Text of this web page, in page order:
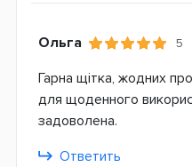
Ольга 5
Гарна щітка, жодних
для щоденного
задоволена.
Ответить